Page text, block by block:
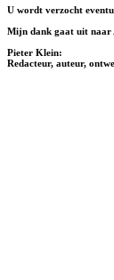
U wordt verzocht
Mijn dank gaat uit naar
Pieter Klein:
Redacteur, auteur,